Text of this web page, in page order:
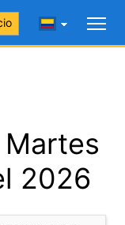
2026